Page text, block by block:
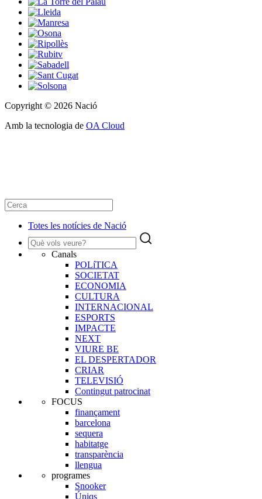
Copyright © 2026 Nació
Amb la tecnologia de OA Cloud
Totes les notícies de Nació
Canals
POLíTICA
SOCIETAT
ECONOMIA
CULTURA
INTERNACIONAL
ESPORTS
IMPACTE
NEXT
VIURE BE
EL DESPERTADOR
CRIAR
TELEVISIÓ
Contingut patrocinat
FOCUS
finançament
barcelona
sequera
habitatge
transparència
llengua
programes
Snooker
Úniqs